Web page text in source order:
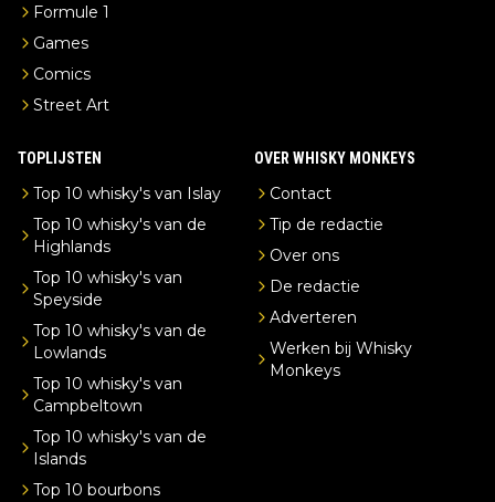
Formule 1
Games
Comics
Street Art
TOPLIJSTEN
Top 10 whisky's van Islay
Top 10 whisky's van de
Highlands
Top 10 whisky's van
Speyside
Top 10 whisky's van de
Lowlands
Top 10 whisky's van
Campbeltown
Top 10 whisky's van de
Islands
Top 10 bourbons
OVER WHISKY MONKEYS
Contact
Tip de redactie
Over ons
De redactie
Adverteren
Werken bij Whisky
Monkeys